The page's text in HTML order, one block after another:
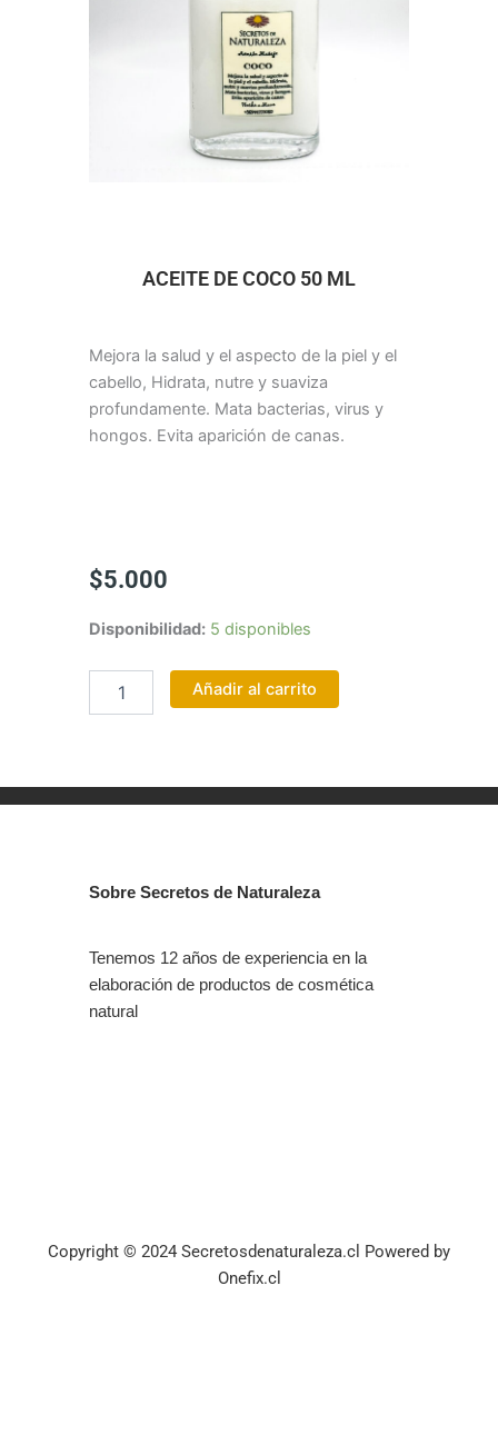
ACEITE DE COCO 50 ML
Mejora la salud y el aspecto de la piel y el
cabello, Hidrata, nutre y suaviza
profundamente. Mata bacterias, virus y
hongos. Evita aparición de canas.
$5.000
Disponibilidad: 5 disponibles
ACEITE
COCO
ML
Añadir al carrito
Sobre Secretos de Naturaleza
Tenemos 12 años de experiencia en la
elaboración de productos de cosmética
natural
Copyright © 2024 Secretosdenaturaleza.cl Powered by
Onefix.cl